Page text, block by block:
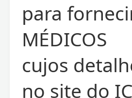
para
MÉDICOS
cujos
no site do